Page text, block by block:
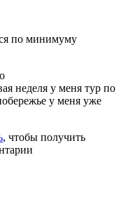
по минимуму
неделя у меня тур по
у меня уже
, чтобы получить